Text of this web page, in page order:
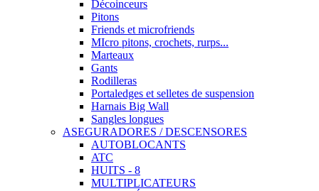
Décoinceurs
Pitons
Friends et microfriends
MIcro pitons, crochets, rurps...
Marteaux
Gants
Rodilleras
Portaledges et selletes de suspension
Harnais Big Wall
Sangles longues
ASEGURADORES / DESCENSORES
AUTOBLOCANTS
ATC
HUITS - 8
MULTIPLICATEURS